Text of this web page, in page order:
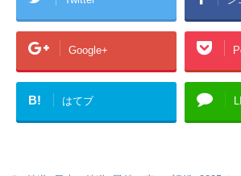
Google+
B! はてブ